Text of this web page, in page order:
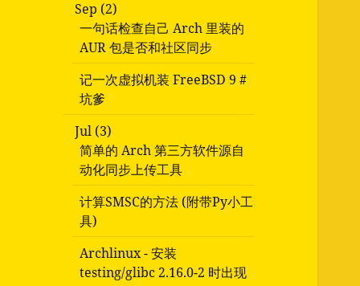
Sep (2)
一句话检查自己 Arch 里装的
AUR 包是否和社区同步
记一次虚拟机装 FreeBSD 9 #
坑爹
Jul (3)
简单的 Arch 第三方软件源自
动化同步上传工具
计算SMSC的方法 (附带Py小工
具)
Archlinux - 安装
testing/glibc 2.16.0-2 时出现